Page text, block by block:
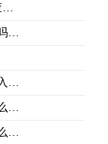
…
…
…
…
…